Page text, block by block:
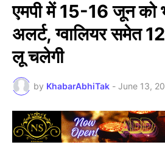
एमपी में 15-16 जून को
अलर्ट, ग्वालियर समेत
लू चलेगी
by KhabarAbhiTak - June 13,